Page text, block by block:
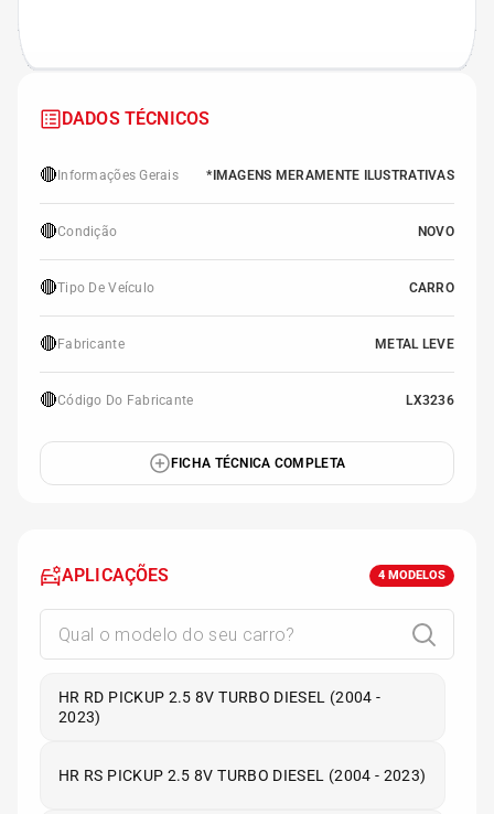
DADOS TÉCNICOS
🔴 Informações Gerais *IMAGENS MERAMENTE ILUSTRATIVAS
🔴Condição NOVO
🔴Tipo De Veículo CARRO
🔴 Fabricante METAL LEVE
🔴Código Do Fabricante LX3236
FICHA TÉCNICA COMPLETA
APLICAÇÕES 4 MODELOS
HR RD PICKUP 2.5 8V TURBO DIESEL (2004 -
2023)
HR RS PICKUP 2.5 8V TURBO DIESEL (2004 - 2023)